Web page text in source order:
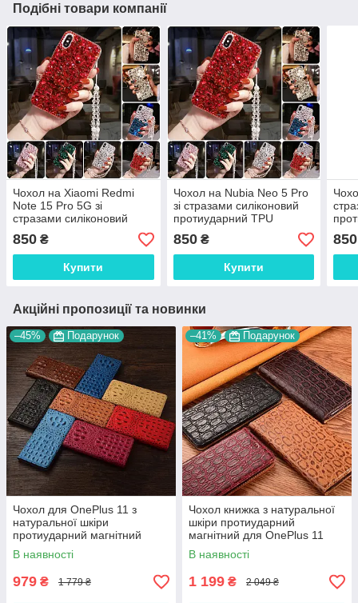
Подібні товари компанії
Чохол на Xiaomi Redmi
Note 15 Pro 5G зі
стразами силіконовий
"SWAROV LUXURY"
850 ₴
Купити
Чохол на Nubia Neo 5 Pro
зі стразами силіконовий
протиударний TPU
850₴
Купити
850
Акційні пропозиції та новинки
–45% Подарунок
Чохол для OnePlus 11 з
натуральної шкіри
протиударний магнітний
книжка з підставкою
"CROCOHEAD"
В наявності
979 ₴ 1 779 ₴
–41% Подарунок
Чохол книжка з натуральної
шкіри протиударний
магнітний для OnePlus 11
"JACOSA"
В наявності
1 199 ₴ 2 049 ₴